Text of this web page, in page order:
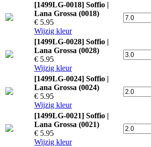
[1499LG-0018] Soffio |
Lana Grossa (0018)
€ 5.95
Wijzig kleur
[1499LG-0028] Soffio |
Lana Grossa (0028)
€ 5.95
Wijzig kleur
[1499LG-0024] Soffio |
Lana Grossa (0024)
€ 5.95
Wijzig kleur
[1499LG-0021] Soffio |
Lana Grossa (0021)
€ 5.95
Wijzig kleur